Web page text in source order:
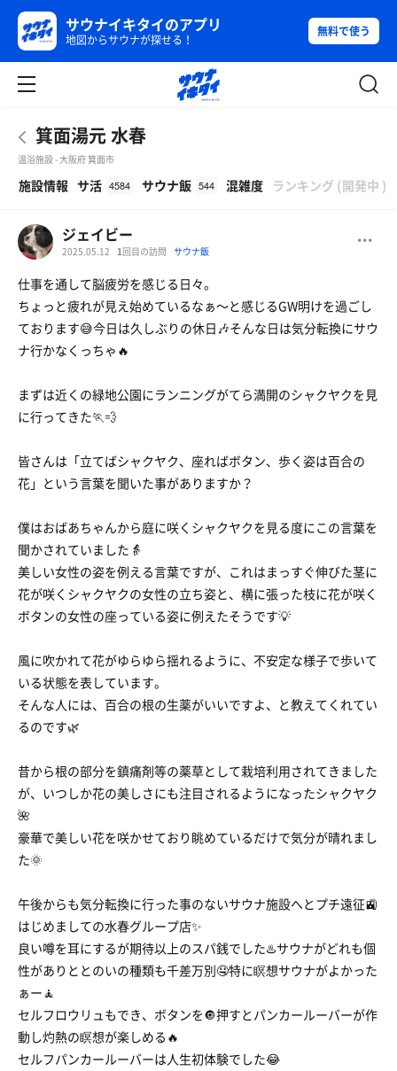
サウナイキタイのアプリ
地図からサウナが探せる！
無料で使う
箕面湯元 水春
温浴施設 - 大阪府 箕面市
施設情報 サ活 4584 サウナ飯 544 混雑度 ランキング (開発中 )
ジェイビー
2025.05.12 1回目の訪問 サウナ飯
仕事を通して脳疲労を感じる日々。
ちょっと疲れが見え始めているなぁ〜と感じるGW明けを過ごし
ております😅今日は久しぶりの休日🎶そんな日は気分転換にサウ
ナ行かなくっちゃ🔥
まずは近くの緑地公園にランニングがてら満開のシャクヤクを見
に行ってきた🏃💨
皆さんは「立てばシャクヤク、座ればボタン、歩く姿は百合の
花」という言葉を聞いた事がありますか？
僕はおばあちゃんから庭に咲くシャクヤクを見る度にこの言葉を
聞かされていました👵
美しい女性の姿を例える言葉ですが、これはまっすぐ伸びた茎に
花が咲くシャクヤクの女性の立ち姿と、横に張った枝に花が咲く
ボタンの女性の座っている姿に例えたそうです💡
風に吹かれて花がゆらゆら揺れるように、不安定な様子で歩いて
いる状態を表しています。
そんな人には、百合の根の生薬がいいですよ、と教えてくれてい
るのです🌿
昔から根の部分を鎮痛剤等の薬草として栽培利用されてきました
が、いつしか花の美しさにも注目されるようになったシャクヤク
🌺
豪華で美しい花を咲かせており眺めているだけで気分が晴れまし
た🌞
午後からも気分転換に行った事のないサウナ施設へとプチ遠征🚉
はじめましての水春グループ店✨
良い噂を耳にするが期待以上のスパ銭でした♨️サウナがどれも個
性がありととのいの種類も千差万別🤤特に瞑想サウナがよかった
ぁー🧘
セルフロウリュもでき、ボタンを🔘押すとパンカールーバーが作
動し灼熱の瞑想が楽しめる🔥
セルフパンカールーバーは人生初体験でした😂